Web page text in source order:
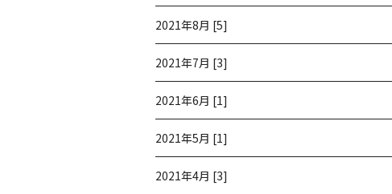
2021年8月 [5]
2021年7月 [3]
2021年6月 [1]
2021年5月 [1]
2021年4月 [3]